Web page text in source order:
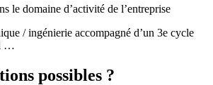
le domaine d’activité de l’entreprise
/ ingénierie accompagné d’un 3e cycle
…
possibles ?